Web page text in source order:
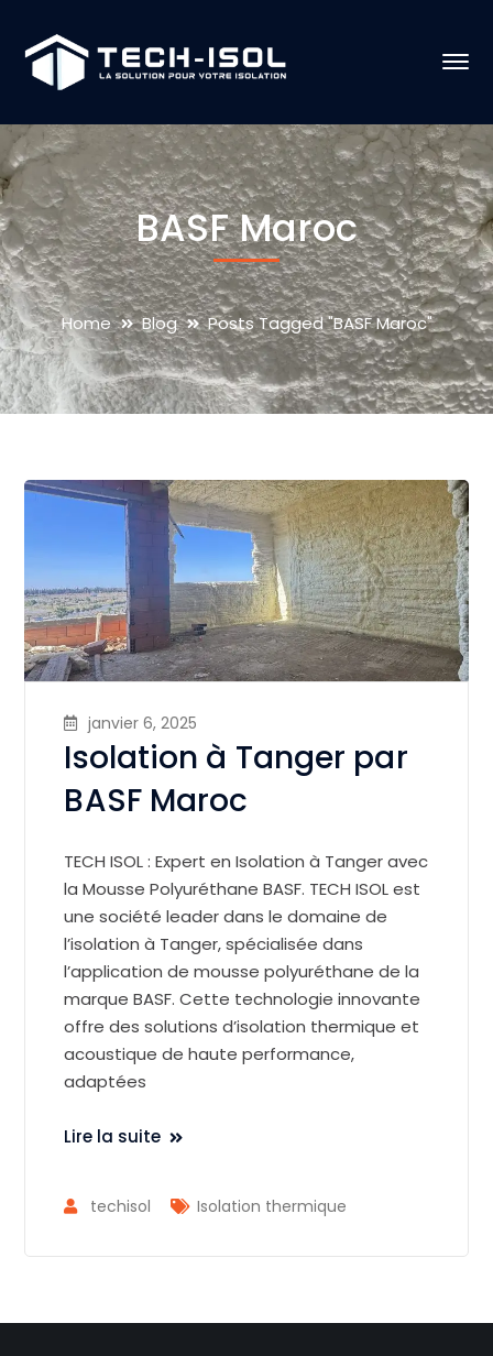
BASF Maroc
Home Blog Posts Tagged "BASF Maroc"
janvier 6, 2025
Isolation à Tanger par
BASF Maroc
TECH ISOL : Expert en Isolation à Tanger avec
la Mousse Polyuréthane BASF. TECH ISOL est
une société leader dans le domaine de
l’isolation à Tanger, spécialisée dans
l’application de mousse polyuréthane de la
marque BASF. Cette technologie innovante
offre des solutions d’isolation thermique et
acoustique de haute performance,
adaptées
Lire la suite
techisol Isolation thermique